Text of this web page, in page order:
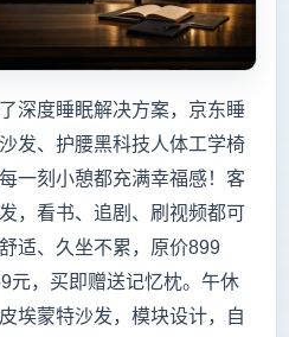
深度睡眠解决方案，京东睡
发、护腰黑科技人体工学椅
一刻小憩都充满幸福感！客
，看书、追剧、刷视频都可
适、久坐不累，原价899
元，买即赠送记忆枕。午休
埃蒙特沙发，模块设计，自